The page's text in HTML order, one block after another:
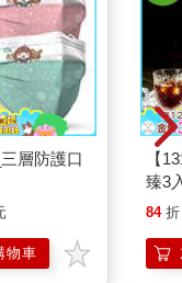
層防護口
物車
【
臻3
84 折